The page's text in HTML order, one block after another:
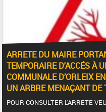
ARRETE DU MAIRE
TEMPORAIRE D'ACCÉS À
COMMUNALE D’ORLEIX
UN ARBRE MENAÇANT DE
POUR CONSULTER L'ARRETE